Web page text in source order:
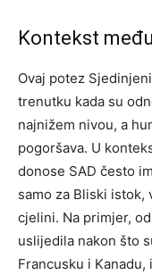
Kontekst
Ovaj potez
trenutku kada su
najnižem nivou, a
pogoršava. U
donose SAD često
samo za Bliski istok,
cjelini. Na primjer,
uslijedila nakon što
Francusku i